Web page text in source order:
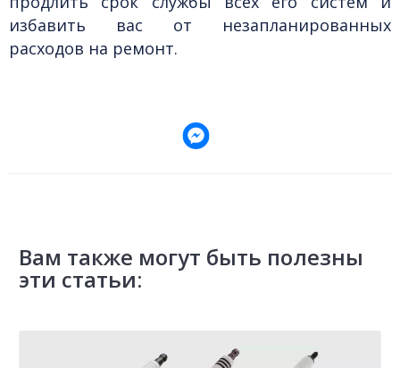
избавить вас от незапланированных
расходов на ремонт.
Вам также могут быть полезны
эти статьи: